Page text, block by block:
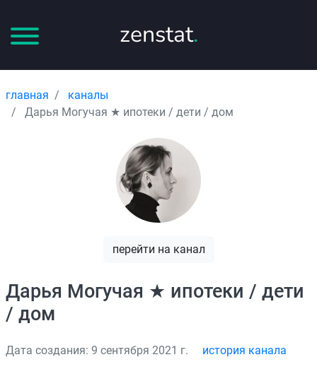
zenstat.
главная
каналы
Дарья Могучая ★ ипотеки / дети / дом
перейти на канал
Дарья Могучая ★ ипотеки / дети
/ дом
Дата создания: 9 сентября 2021 г. история канала